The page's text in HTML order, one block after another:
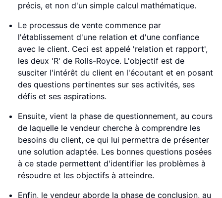
précis, et non d'un simple calcul mathématique.
Le processus de vente commence par
l'établissement d'une relation et d'une confiance
avec le client. Ceci est appelé 'relation et rapport',
les deux 'R' de Rolls-Royce. L'objectif est de
susciter l'intérêt du client en l'écoutant et en posant
des questions pertinentes sur ses activités, ses
défis et ses aspirations.
Ensuite, vient la phase de questionnement, au cours
de laquelle le vendeur cherche à comprendre les
besoins du client, ce qui lui permettra de présenter
une solution adaptée. Les bonnes questions posées
à ce stade permettent d'identifier les problèmes à
résoudre et les objectifs à atteindre.
Enfin, le vendeur aborde la phase de conclusion, au